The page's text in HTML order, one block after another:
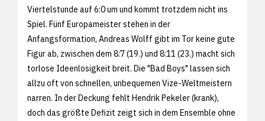
Viertelstunde auf 6:0 um und kommt trotzdem nicht ins
Spiel. Fünf Europameister stehen in der
Anfangsformation, Andreas Wolff gibt im Tor keine gute
Figur ab, zwischen dem 8:7 (19.) und 8:11 (23.) macht sich
torlose Ideenlosigkeit breit. Die "Bad Boys" lassen sich
allzu oft von schnellen, unbequemen Vize-Weltmeistern
narren. In der Deckung fehlt Hendrik Pekeler (krank),
doch das größte Defizit zeigt sich in dem Ensemble ohne